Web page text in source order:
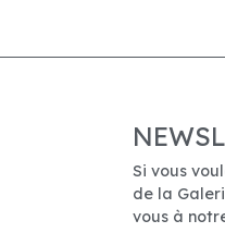
Si vous
de la
vous à